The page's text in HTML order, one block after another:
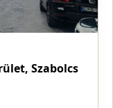
Szabolcs